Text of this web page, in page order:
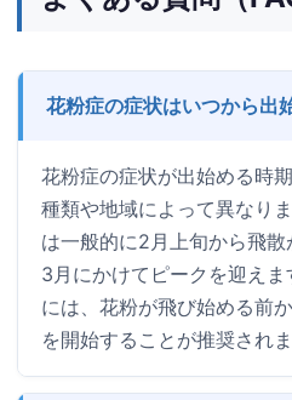
花粉症の症状はいつから出
花粉症の症状が出始める時
種類や地域によって異なり
は一般的に2月上旬から飛
3月にかけてピークを迎え
には、花粉が飛び始める前
を開始することが推奨されま